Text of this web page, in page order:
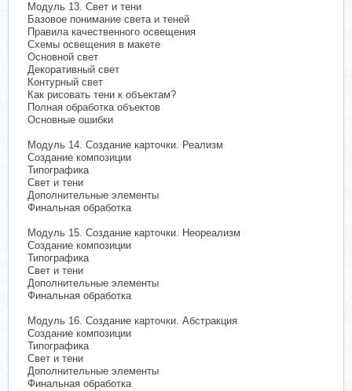
Модуль 13. Свет и тени
Базовое понимание света и теней
Правила качественного освещения
Схемы освещения в макете
Основной свет
Декоративный свет
Контурный свет
Как рисовать тени к объектам?
Полная обработка объектов
Основные ошибки
Модуль 14. Создание карточки. Реализм
Создание композиции
Типографика
Свет и тени
Дополнительные элементы
Финальная обработка
Модуль 15. Создание карточки. Неореализм
Создание композиции
Типографика
Свет и тени
Дополнительные элементы
Финальная обработка
Модуль 16. Создание карточки. Абстракция
Создание композиции
Типографика
Свет и тени
Дополнительные элементы
Финальная обработка